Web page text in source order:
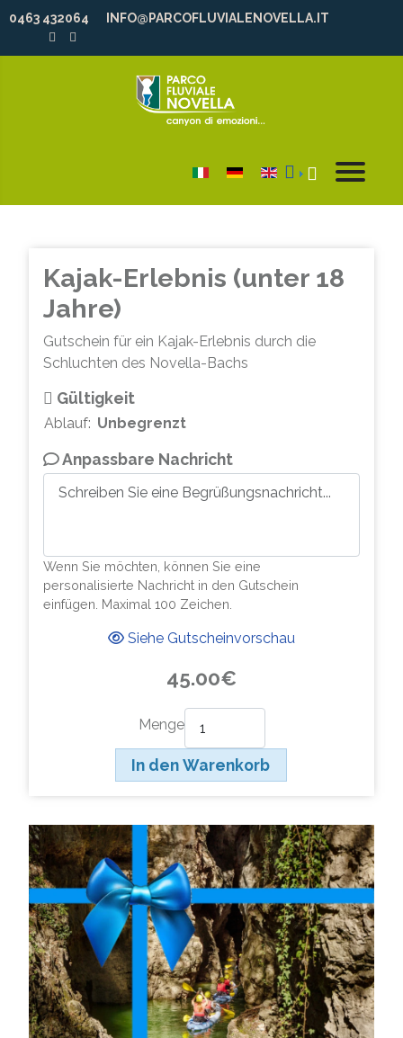
0463 432064 INFO@PARCOFLUVIALENOVELLA.IT
Sprache auswählen
Kajak-Erlebnis (unter 18
Jahre)
Gutschein für ein Kajak-Erlebnis durch die
Schluchten des Novella-Bachs
Gültigkeit
Ablauf: Unbegrenzt
Anpassbare Nachricht
Wenn Sie möchten, können Sie eine
personalisierte Nachricht in den Gutschein
einfügen. Maximal 100 Zeichen.
Siehe Gutscheinvorschau
45.00€
Menge